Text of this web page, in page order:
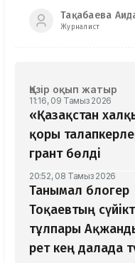
Тақабаева
Журналист
Қазір оқып жатыр
11:16, 09 Тамыз 2026
«Қазақстан
қоры
грант бөлді
20:52, 08 Тамыз 2026
Танымал блогер
Тоқаевтың
тұлпары
рет кең далада